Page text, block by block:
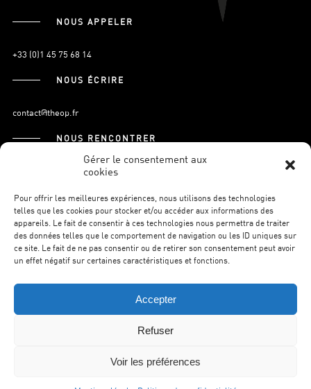
Gérer le consentement aux
cookies
Pour offrir les meilleures expériences, nous utilisons des technologies
telles que les cookies pour stocker et/ou accéder aux informations des
appareils. Le fait de consentir à ces technologies nous permettra de traiter
des données telles que le comportement de navigation ou les ID uniques sur
ce site. Le fait de ne pas consentir ou de retirer son consentement peut avoir
un effet négatif sur certaines caractéristiques et fonctions.
Accepter
Refuser
Voir les préférences
NOUS APPELER
+33 (0)1 45 75 68 14
NOUS ÉCRIRE
contact@theop.fr
NOUS RENCONTRER
21, Boulevard Pasteur
S’INSCRIRE À LA NEWSLETTER